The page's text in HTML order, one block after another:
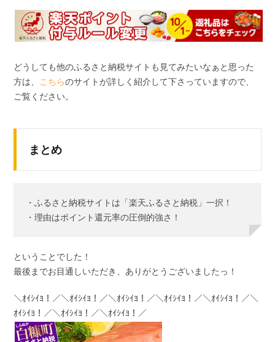
どうしても他のふるさと納税サイトも見てみたいなぁと思った
方は、 こちらのサイトが詳しく紹介して下さっていますので、
ご覧ください。
まとめ
・ふるさと納税サイトは「楽天ふるさと納税」一択！
・理由はポイント還元率の圧倒的強さ！
ということでした！
最後までお目通しいただき、ありがとうございましたっ！
＼ｵｲｼｲﾖ！／＼ｵｲｼｲﾖ！／＼ｵｲｼｲﾖ！／＼ｵｲｼｲﾖ！／＼ｵｲｼｲﾖ！／＼
ｵｲｼｲﾖ！／＼ｵｲｼｲﾖ！／＼ｵｲｼｲﾖ！／